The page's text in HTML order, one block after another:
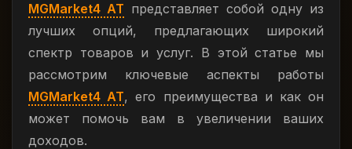
MGMarket4 AT представляет собой одну из
лучших опций, предлагающих широкий
спектр товаров и услуг. В этой статье мы
рассмотрим ключевые аспекты работы
MGMarket4 AT, его преимущества и как он
может помочь вам в увеличении ваших
доходов.